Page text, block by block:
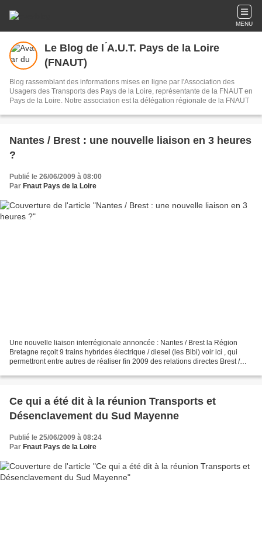
MENU
Le Blog de l ́A.U.T. Pays de la Loire
(FNAUT)
Blog rassemblant des informations mises en ligne par l'Association des
Usagers des Transports des Pays de la Loire, représentante de la FNAUT en
Pays de la Loire. Notre association est la délégation régionale de la FNAUT
Nantes / Brest : une nouvelle liaison en 3 heures
?
Publié le 26/06/2009 à 08:00
Par Fnaut Pays de la Loire
Une nouvelle liaison interrégionale annoncée : Nantes / Brest la Région
Bretagne reçoit 9 trains hybrides électrique / diesel (les Bibi) voir ici , qui
permettront entre autres de réaliser fin 2009 des relations directes Brest /
Ce qui a été dit à la réunion Transports et
Désenclavement du Sud Mayenne
Publié le 25/06/2009 à 08:24
Par Fnaut Pays de la Loire